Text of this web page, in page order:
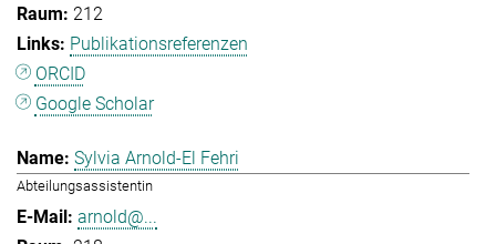
212
Publikationsreferenzen
ORCID
Google Scholar
Sylvia Arnold-El Fehri
Abteilungsassistentin
arnold@...